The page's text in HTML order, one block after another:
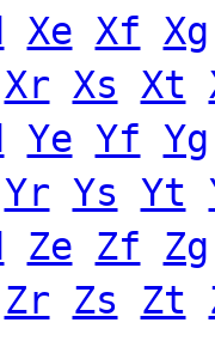
Xe Xf
Xg
Xr Xs Xt
Ye Yf Yg
Yr Ys Yt
Ze Zf
Zg
Zr Zs Zt